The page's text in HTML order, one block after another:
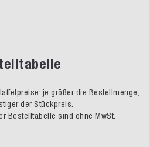
je größer die Bestellmenge,
der Stückpreis.
Bestelltabelle sind ohne MwSt.